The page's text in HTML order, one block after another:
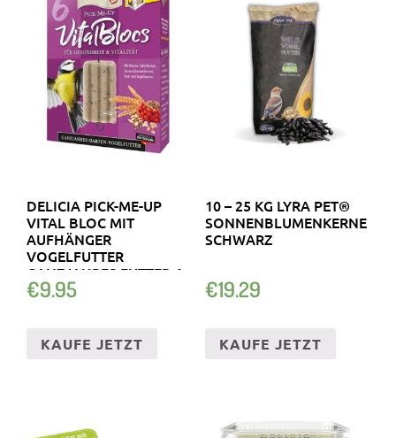
DELICIA PICK-ME-UP
VITAL BLOC MIT
AUFHÄNGER
VOGELFUTTER
GANZJAHRES FUTTER 6
STC
€9.95
KAUFE JETZT
10 – 25 KG LYRA PET®
SONNENBLUMENKERNE
SCHWARZ
€19.29
KAUFE JETZT